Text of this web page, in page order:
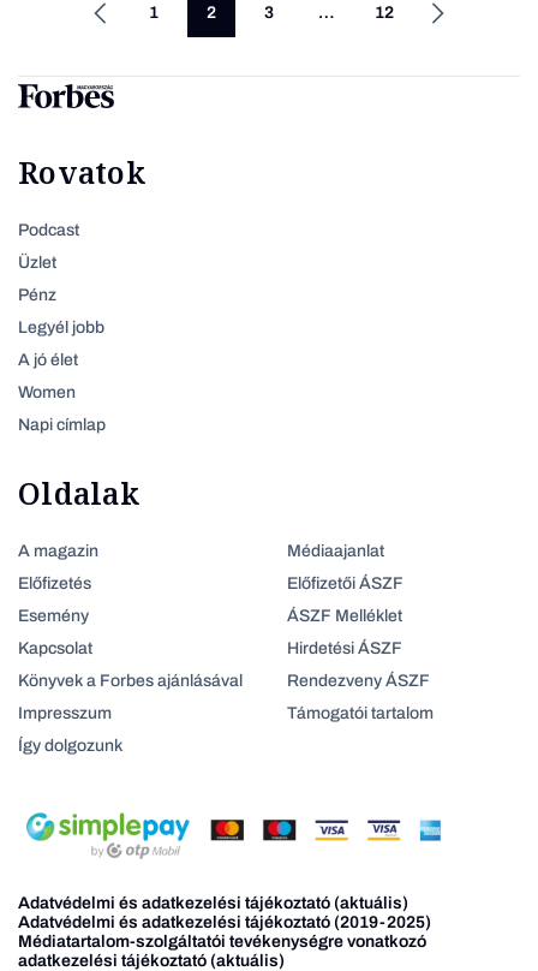
1 2 3 … 12
Rovatok
Podcast
Üzlet
Pénz
Legyél jobb
A jó élet
Women
Napi címlap
Oldalak
A magazin
Előfizetés
Esemény
Kapcsolat
Könyvek a Forbes ajánlásával
Impresszum
Így dolgozunk
Médiaajanlat
Előfizetői ÁSZF
ÁSZF Melléklet
Hirdetési ÁSZF
Rendezveny ÁSZF
Támogatói tartalom
Adatvédelmi és adatkezelési tájékoztató (aktuális)
Adatvédelmi és adatkezelési tájékoztató (2019-2025)
Médiatartalom-szolgáltatói tevékenységre vonatkozó
adatkezelési tájékoztató (aktuális)